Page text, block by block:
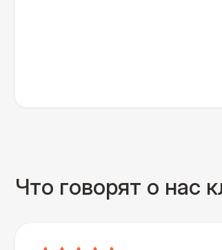
Что говорят о нас